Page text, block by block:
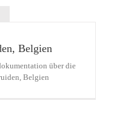
Belgien
über die
Belgien